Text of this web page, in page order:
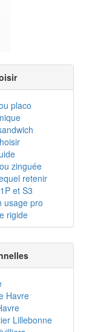
placo
zinguée
retenir
et S3
usage pro
rigide
Havre
Lillebonne